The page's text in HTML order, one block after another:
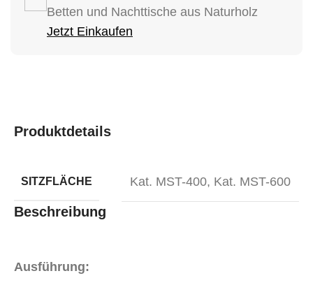
Betten und Nachttische aus Naturholz
Jetzt Einkaufen
Produktdetails
SITZFLÄCHE Kat. MST-400, Kat. MST-600
Beschreibung
Ausführung: